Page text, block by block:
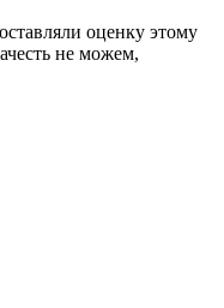
оценку этому
не можем,